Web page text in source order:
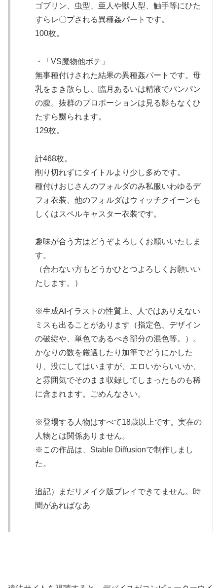
ゴブリン、虫型、亜人や獣人型、触手等にひた
すらレ〇プされる異種姦パートです。
100枚。
・「VS魔物他ボテ」
無事種付けされた結果の異種姦パートです。母
乳をまき散らし、臨月あるいは精液でパンパン
の腹。抜群のプロポーションは見る影もなくひ
たすら嬲られます。
129枚。
計468枚。
削り切れずにタイトルより少し多めです。
種付けおじさんのフォルダのみ私服いわゆるデ
フォ衣装、他のフォルダはウィッチクイーンも
しくはスペルキャスター衣装です。
趣味が合う方はどうぞよろしくお願いいたしま
す。
（合わない方もどうかひとつよろしくお願いい
たします。）
※生成AIイラストの性質上、人ではありえない
ミスも出ることがあります（指定色、デザイン
の破綻や、単色であるべき部分の混色等。）。
かなりの数を厳選したり加筆でどうにかした
り、没にしてはいますが、エロいからいいか、
と雰囲気でそのまま収録してしまったものも稀
に含まれます。ごめんなさい。
※登場する人物はすべて18歳以上です。実在の
人物とは関係ありません。
※この作品は、Stable Diffusionで制作しまし
た。
追記）まだリメイク版プレイできてません。時
間があればなあ